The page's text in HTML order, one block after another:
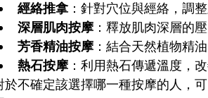
經絡推拿 ：針對穴位與經絡，調整
深層肌肉按摩：釋放肌肉深層的壓
芳香精油按摩：結合天然植物精
熱石按摩：利用熱石傳遞溫度，改
於不確定該選擇哪一種按摩的人，